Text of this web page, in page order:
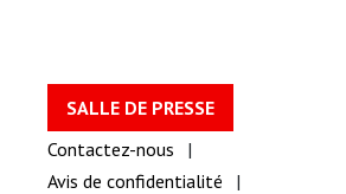
SALLE DE PRESSE
Contactez-nous
Avis de confidentialité